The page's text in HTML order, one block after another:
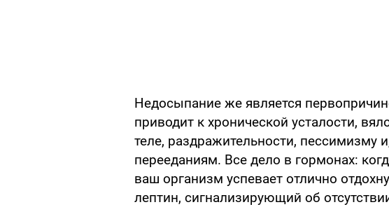
Недосыпание же является
приводит к хронической усталости,
теле, раздражительности, пессимизму
перееданиям. Все дело в гормонах:
ваш организм успевает отлично
лептин, сигнализирующий об